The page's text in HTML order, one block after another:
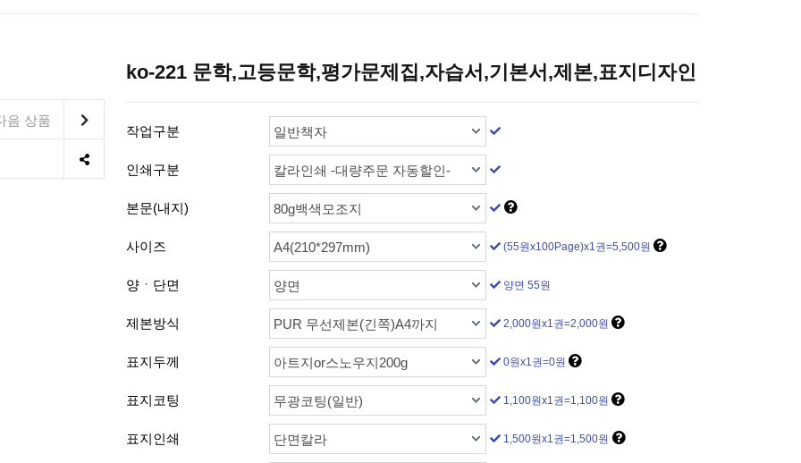
음 상품
ko-221 문학,고등문학,평가문제집,자습서,기본서,제본,표지디자인
작업구분 일반책자
인쇄구분 칼라인쇄 -대량주문 자동할인-
본문(내지) 80g백색모조지
사이즈 A4(210*297mm) (55원x100Page)x1권=5,500원
양ㆍ단면 양면 양면 55원
제본방식 PUR 무선제본(긴쪽)A4까지 2,000원x1권=2,000원
표지두께 아트지or스노우지200g 0원x1권=0원
표지코팅 무광코팅(일반) 1,100원x1권=1,100원
표지인쇄 단면칼라 1,500원x1권=1,500원